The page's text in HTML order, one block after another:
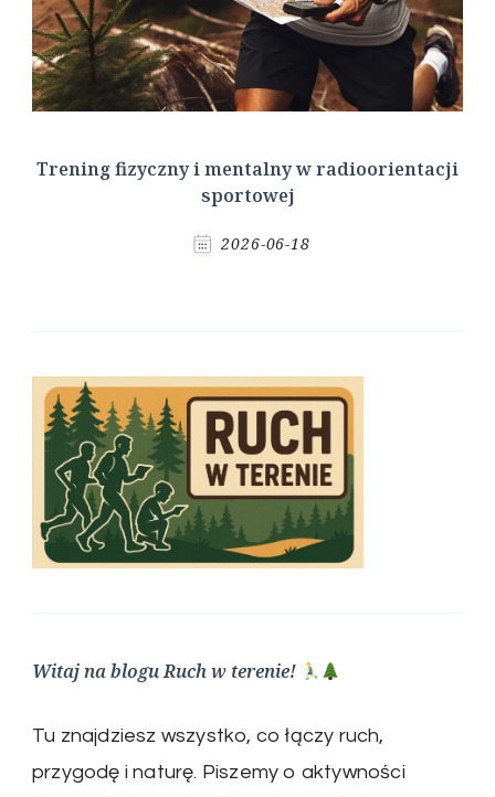
Trening fizyczny i mentalny w radioorientacji
sportowej
2026-06-18
Witaj na blogu Ruch w terenie!
Tu znajdziesz wszystko, co łączy ruch,
przygodę i naturę. Piszemy o aktywności